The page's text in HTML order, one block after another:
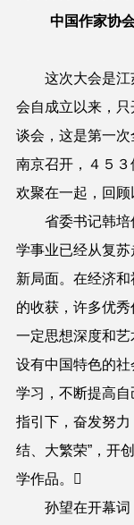
中国作家协
这次大会是江
会自成立以来，
谈会，这是第一
南京召开，４５
欢聚在一起，回顾
省委书记韩培
学事业已经从复
新局面。在经济
的收获，许多优
一定思想深度和
设有中国特色的
学习，不断提高
指引下，奋发努力
结、大繁荣”，开
学作品。
孙望在开幕词